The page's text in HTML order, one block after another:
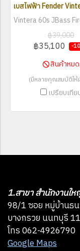
เบสไฟฟ้า Fender
Vintera 60s JBass
ld
฿39,000
฿35,100 -
สินค้าหมด
(มีหลายคุณสมบัติให้
เปรียบเทีย
1.สาขา สำนักงานใ
98/1 ซอย หมู่บ้านธน
บางกรวย นนทบุรี
โทร 062-4926790
Google Maps